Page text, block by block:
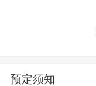
预定须知